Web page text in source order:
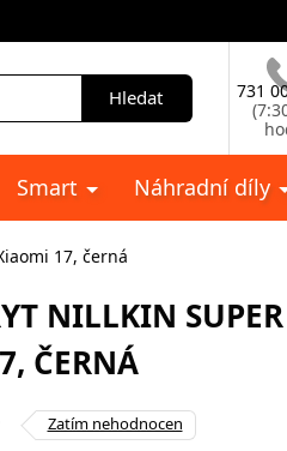
Hledat
731
Smart Náhradní díly
17, černá
NILLKIN SUPER
ČERNÁ
Zatím nehodnocen